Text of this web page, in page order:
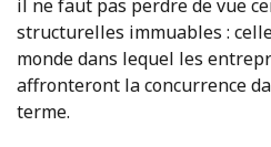
il ne faut pas perdre de vue
structurelles immuables :
monde dans lequel les
affronteront la concurrence
terme.